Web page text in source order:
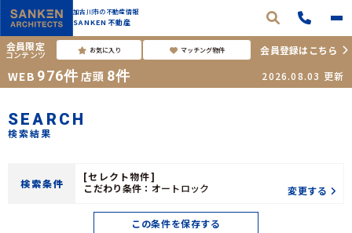
加古川市の不動産情報
SANKEN不動産
会員限定
コンテンツ お気に入り マッチング物件 会員登録はこちら
WEB 976件 店頭 8件 2026.08.03 更新
SEARCH
検索結果
検索条件
[セレクト物件]
こだわり条件： オートロック 変更する
この条件を保存する